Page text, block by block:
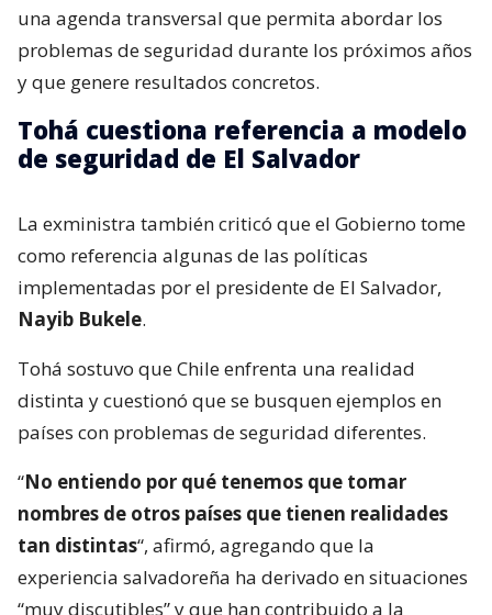
una agenda transversal que permita abordar los
problemas de seguridad durante los próximos años
y que genere resultados concretos.
Tohá cuestiona referencia a modelo
de seguridad de El Salvador
La exministra también criticó que el Gobierno tome
como referencia algunas de las políticas
implementadas por el presidente de El Salvador,
Nayib Bukele.
Tohá sostuvo que Chile enfrenta una realidad
distinta y cuestionó que se busquen ejemplos en
países con problemas de seguridad diferentes.
“No entiendo por qué tenemos que tomar
nombres de otros países que tienen realidades
tan distintas“, afirmó, agregando que la
experiencia salvadoreña ha derivado en situaciones
“muy discutibles” y que han contribuido a la